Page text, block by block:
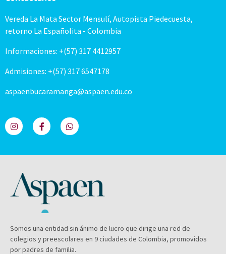
Vereda La Mata Sector Mensulí, Autopista Piedecuesta,
retorno La Españolita - Colombia
Informaciones: +(57) 317 4412957
Admisiones: +(57) 317 6547178
aspaenbucaramanga@aspaen.edu.co
Somos una entidad sin ánimo de lucro que dirige una red de
colegios y preescolares en 9 ciudades de Colombia, promovidos
por padres de familia.